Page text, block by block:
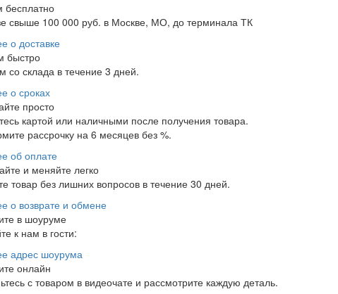
бесплатно
свыше 100 000 руб. в Москве, МО, до терминала ТК
о доставке
быстро
со склада в течение 3 дней.
о сроках
просто
картой или наличными после получения товара.
рассрочку на 6 месяцев без %.
об оплате
и меняйте легко
товар без лишних вопросов в течение 30 дней.
о возврате и обмене
в шоуруме
к нам в гости:
адрес шоурума
онлайн
с товаром в видеочате и рассмотрите каждую деталь.